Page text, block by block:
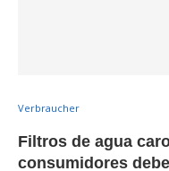
Verbraucher
Filtros de agua
consumidores